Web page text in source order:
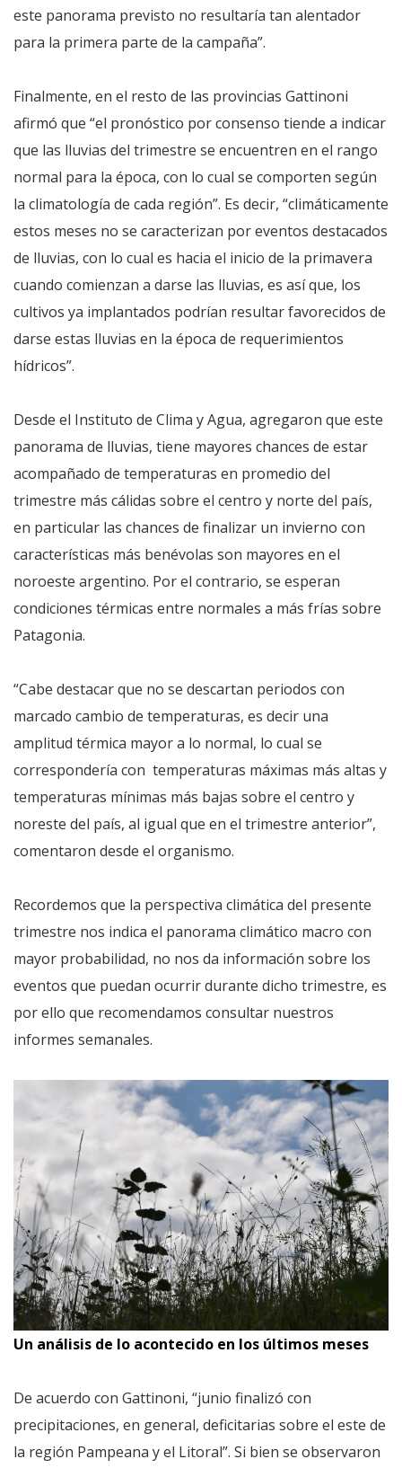
este panorama previsto no resultaría tan alentador
para la primera parte de la campaña”.
Finalmente, en el resto de las provincias Gattinoni
afirmó que “el pronóstico por consenso tiende a indicar
que las lluvias del trimestre se encuentren en el rango
normal para la época, con lo cual se comporten según
la climatología de cada región”. Es decir, “climáticamente
estos meses no se caracterizan por eventos destacados
de lluvias, con lo cual es hacia el inicio de la primavera
cuando comienzan a darse las lluvias, es así que, los
cultivos ya implantados podrían resultar favorecidos de
darse estas lluvias en la época de requerimientos
hídricos”.
Desde el Instituto de Clima y Agua, agregaron que este
panorama de lluvias, tiene mayores chances de estar
acompañado de temperaturas en promedio del
trimestre más cálidas sobre el centro y norte del país,
en particular las chances de finalizar un invierno con
características más benévolas son mayores en el
noroeste argentino. Por el contrario, se esperan
condiciones térmicas entre normales a más frías sobre
Patagonia.
“Cabe destacar que no se descartan periodos con
marcado cambio de temperaturas, es decir una
amplitud térmica mayor a lo normal, lo cual se
correspondería con temperaturas máximas más altas y
temperaturas mínimas más bajas sobre el centro y
noreste del país, al igual que en el trimestre anterior”,
comentaron desde el organismo.
Recordemos que la perspectiva climática del presente
trimestre nos indica el panorama climático macro con
mayor probabilidad, no nos da información sobre los
eventos que puedan ocurrir durante dicho trimestre, es
por ello que recomendamos consultar nuestros
informes semanales.
Un análisis de lo acontecido en los últimos meses
De acuerdo con Gattinoni, “junio finalizó con
precipitaciones, en general, deficitarias sobre el este de
la región Pampeana y el Litoral”. Si bien se observaron